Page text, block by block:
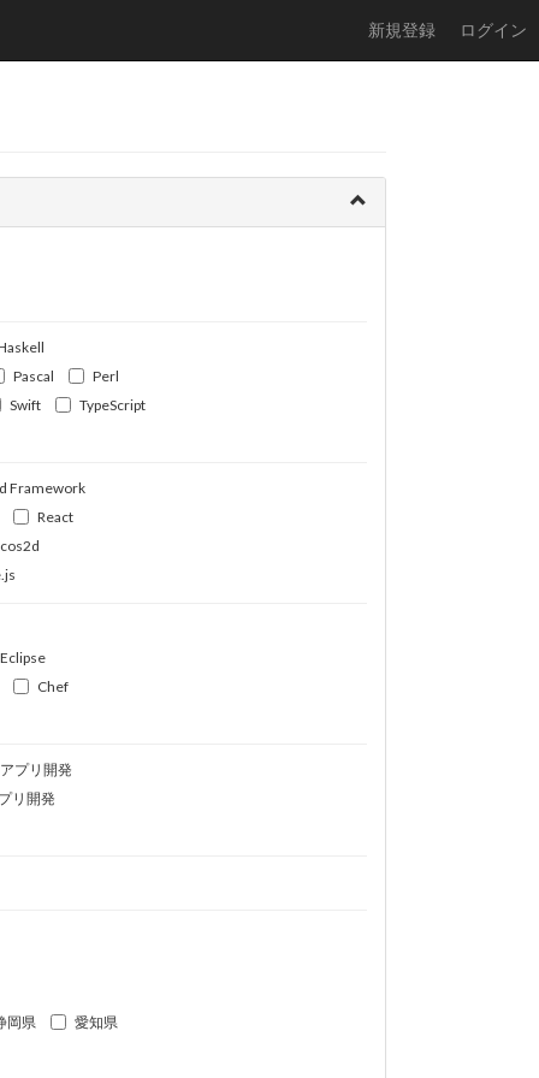
新規登録 ログイン
Pascal
Perl
Swift
TypeScript
Framework
React
Eclipse
Chef
プリ開発
リ開発
岡県
愛知県